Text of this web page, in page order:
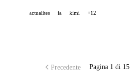
actualites ia kimi +12
Precedente Pagina 1 di 15